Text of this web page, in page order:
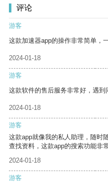
评论
游客
这款加速器app的操作非常简单，
2024-01-18
游客
这款软件的售后服务非常好，遇到
2024-01-18
游客
这款app就像我的私人助理，随时
查找资料，这款app的搜索功能非
2024-01-18
游客